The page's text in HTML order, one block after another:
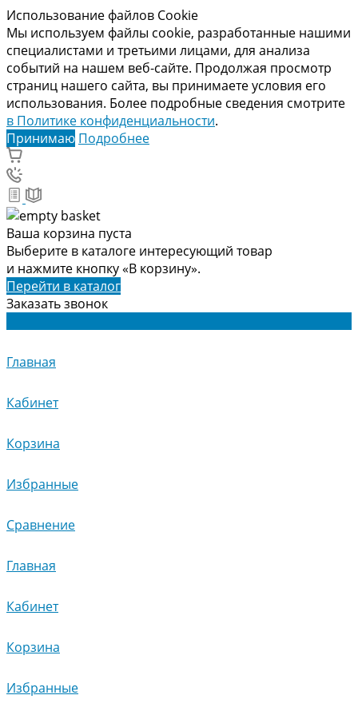
Использование файлов Cookie
Мы используем файлы cookie, разработанные нашими
специалистами и третьими лицами, для анализа
событий на нашем веб-сайте. Продолжая просмотр
страниц нашего сайта, вы принимаете условия его
использования. Более подробные сведения смотрите
в Политике конфиденциальности.
Принимаю Подробнее
Ваша корзина пуста
Выберите в каталоге интересующий товар
и нажмите кнопку «В корзину».
Перейти в каталог
Заказать звонок
Главная
Кабинет
Корзина
Избранные
Сравнение
Главная
Кабинет
Корзина
Избранные